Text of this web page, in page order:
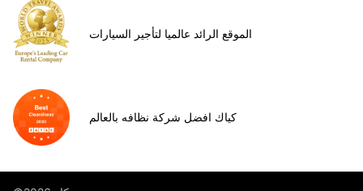
الموقع الرائد عالميا لتأجير السيارات
كياك افضل شركة نظافه بالعالم